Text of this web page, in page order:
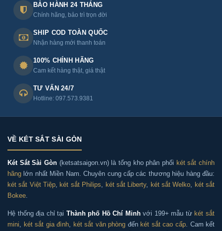
BẢO HÀNH 24 THÁNG
Chính hãng, bảo trì trọn đời
SHIP COD TOÀN QUỐC
Nhận hàng mới thanh toán
100% CHÍNH HÃNG
Cam kết hàng thật, giá thật
TƯ VẤN 24/7
Hotline: 097.573.9381
VỀ KÉT SẮT SÀI GÒN
Két Sắt Sài Gòn (ketsatsaigon.vn) là tổng kho phân phối két sắt chính
hãng lớn nhất Miền Nam. Chuyên cung cấp các thương hiệu hàng đầu:
két sắt Việt Tiệp, két sắt Philips, két sắt Liberty, két sắt Welko, két sắt
Bokee.
Hệ thống địa chỉ tại Thành phố Hồ Chí Minhvới 199+ mẫu từ két sắt
mini, két sắt gia đình, két sắt văn phòng đến két sắt cao cấp. Cam kết